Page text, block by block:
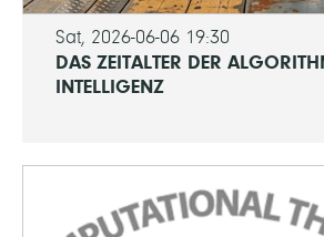
Sat, 2026-06-06 19:30
DAS ZEITALTER DER
INTELLIGENZ